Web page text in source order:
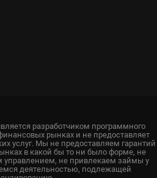
разработчиком программного
рынках и не предоставляет
услуг. Мы не предоставляем гарантий
в какой бы то ни было форме, не
не привлекаем займы у
деятельностью, подлежащей